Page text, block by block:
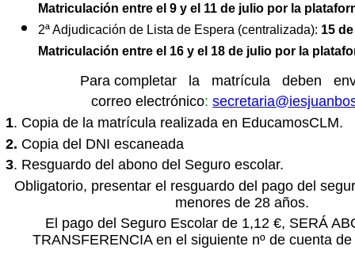
Matriculación entre el 9 y el 11 de julio por la
2ª Adjudicación de Lista de Espera (centralizada): 15
Matriculación entre el 16 y el 18 de julio por la
Para completar la matrícula deben
correo electrónico:
1. Copia de la matrícula realizada en EducamosCLM.
2. Copia del DNI escaneada
3. Resguardo del abono del Seguro escolar.
Obligatorio, presentar el resguardo del pago del
menores de 28 años.
El pago del Seguro Escolar de 1,12 €, SERÁ
TRANSFERENCIA en el siguiente nº de cuenta